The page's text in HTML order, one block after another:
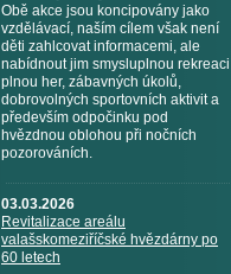
Obě akce jsou koncipovány jako
vzdělávací, naším cílem však není
děti zahlcovat informacemi, ale
nabídnout jim smysluplnou rekreaci
plnou her, zábavných úkolů,
dobrovolných sportovních aktivit a
především odpočinku pod
hvězdnou oblohou při nočních
pozorováních.
03.03.2026
Revitalizace areálu
valašskomeziříčské hvězdárny po
60 letech